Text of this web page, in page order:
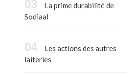
La prime durabilité de
Sodiaal
Les actions des autres
laiteries